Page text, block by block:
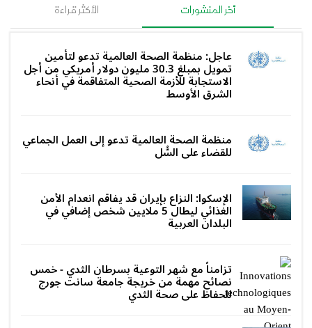
أخر المنشورات الأكثر قراءة
عاجل: منظمة الصحة العالمية تدعو لتأمين
تمويل بمبلغ 30.3 مليون دولار أمريكي من أجل
الاستجابة للأزمة الصحية المتفاقمة في أنحاء
الشرق الأوسط
منظمة الصحة العالمية تدعو إلى العمل الجماعي
للقضاء على السُّل
الإسكوا: النزاع بإيران قد يفاقم انعدام الأمن
الغذائي ليطال 5 ملايين شخص إضافي في
البلدان العربية
تزامناً مع شهر التوعية بسرطان الثدي - خمس
نصائح مهمة من خريجة جامعة سانت جورج
للحفاظ على صحة الثدي‎